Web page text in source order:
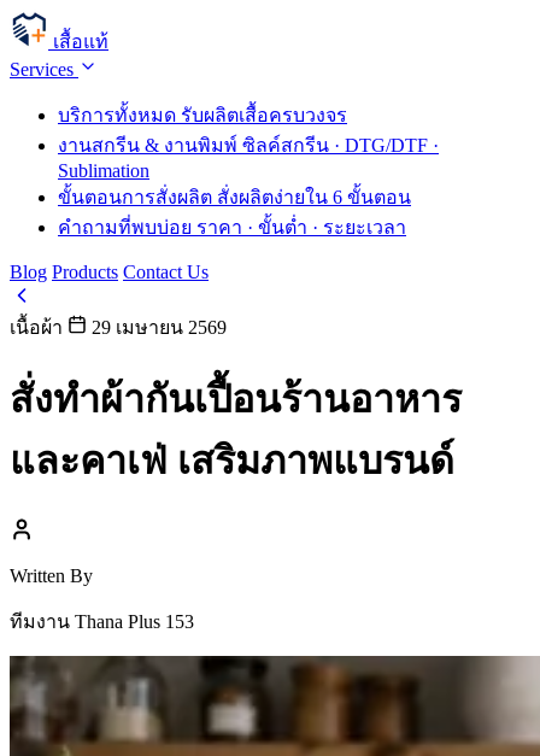
เสื้อแท้
Services
บริการทั้งหมด รับผลิตเสื้อครบวงจร
งานสกรีน & งานพิมพ์ ซิลค์สกรีน · DTG/DTF ·
Sublimation
ขั้นตอนการสั่งผลิต สั่งผลิตง่ายใน 6 ขั้นตอน
คำถามที่พบบ่อย ราคา · ขั้นต่ำ · ระยะเวลา
Blog Products Contact Us
เนื้อผ้า 29 เมษายน 2569
สั่งทำผ้ากันเปื้อนร้านอาหาร
และคาเฟ่ เสริมภาพแบรนด์
Written By
ทีมงาน Thana Plus 153